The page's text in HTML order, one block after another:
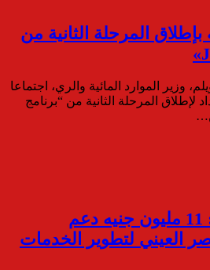
المرحلة الثانية من
وزير الموارد المائية والري، اجتماعا
لإطلاق المرحلة الثانية من “برنامج
جامعة القاهرة: 11 مليون جنيه دعم
العيني لتطوير الخدمات